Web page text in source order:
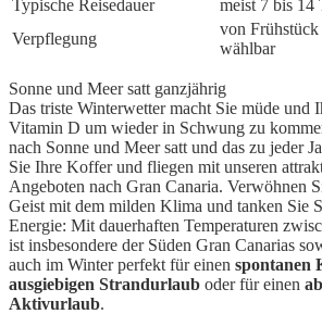
Typische Reisedauer
meist 7 bis 14
Verpflegung
von Frühstück
wählbar
Sonne und Meer satt ganzjährig
Das triste Winterwetter macht Sie müde und
Vitamin D um wieder in Schwung zu
nach Sonne und Meer satt und das zu jeder
Sie Ihre Koffer und fliegen mit unseren
Angeboten nach Gran Canaria. Verwöhnen
Geist mit dem milden Klima und tanken Sie
Energie: Mit dauerhaften Temperaturen
ist insbesondere der Süden Gran Canarias
auch im Winter perfekt für einen spontanen
ausgiebigen Strandurlaub oder für einen
Aktivurlaub.